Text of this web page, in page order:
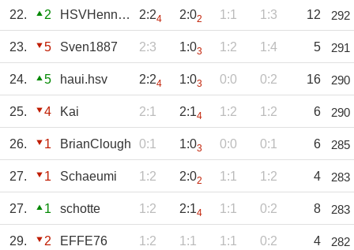
22. 2 HSVHenning 2:24 2:02 1:1 1:3 12 292
23. 5 Sven1887 2:3 1:03 1:2 1:4 5 291
24. 5 haui.hsv 2:24 1:03 0:0 0:2 16 290
25. 4 Kai 2:1 2:14 1:2 1:2 6 290
26. 1 BrianClough 0:1 1:03 0:0 0:1 6 285
27. 1 Schaeumi 1:2 2:02 1:1 1:2 4 283
27. 1 schotte 1:2 2:14 1:1 0:2 8 283
29. 2 EFFE76 1:2 1:1 1:1 0:2 4 282